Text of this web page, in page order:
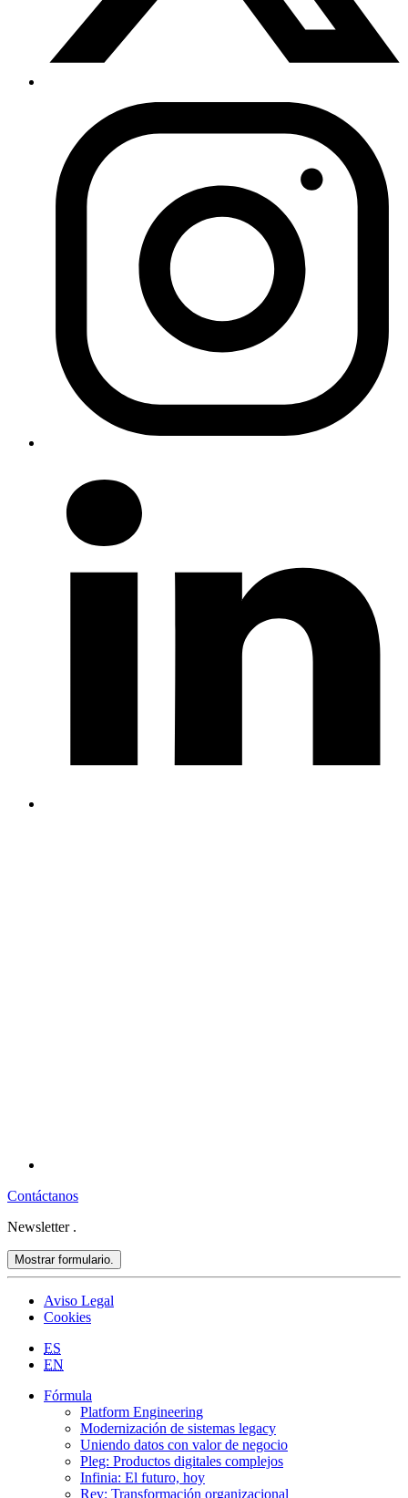
Contáctanos
Newsletter .
Mostrar formulario.
Aviso Legal
Cookies
ES
EN
Fórmula
Platform Engineering
Modernización de sistemas legacy
Uniendo datos con valor de negocio
Pleg: Productos digitales complejos
Infinia: El futuro, hoy
Rev: Transformación organizacional